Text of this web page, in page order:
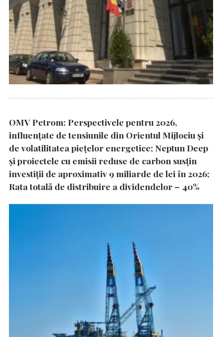
OMV Petrom: Perspectivele pentru 2026,
influențate de tensiunile din Orientul Mijlociu și
de volatilitatea piețelor energetice; Neptun Deep
și proiectele cu emisii reduse de carbon susțin
investiții de aproximativ 9 miliarde de lei în 2026;
Rata totală de distribuire a dividendelor – 40%